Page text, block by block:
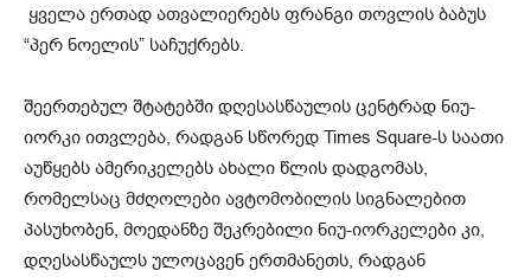
ყველა ერთად ათვალიერებს ფრანგი თოვლის ბაბუს
“პერ ნოელის” საჩუქრებს.
შეერთებულ შტატებში დღესასწაულის ცენტრად ნიუ-
იორკი ითვლება, რადგან სწორედ Times Square-ს საათი
აუწყებს ამერიკელებს ახალი წლის დადგომას,
რომელსაც მძღოლები ავტომობილის სიგნალებით
პასუხობენ, მოედანზე შეკრებილი ნიუ-იორკელები კი,
დღესასწაულს ულოცავენ ერთმანეთს, რადგან